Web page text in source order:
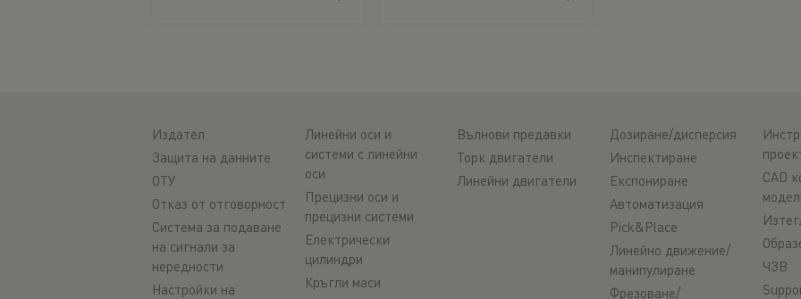
Издател
Защита на данните
ОТУ
Отказ от отговорност
Система за подаване
на сигнали за
нередности
Настройки на
Линейни оси и
системи с линейни
оси
Прецизни оси и
прецизни системи
Електрически
цилиндри
Кръгли маси
Вълнови предавки
Торк двигатели
Линейни двигатели
Дозиране/дисперсия
Инспектиране
Експониране
Автоматизация
Pick&Place
Линейно движение/
манипулиране
Фрезоване/
CAD
ЧЗВ